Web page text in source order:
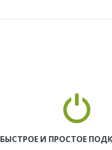
БЫСТРОЕ И ПРОСТОЕ